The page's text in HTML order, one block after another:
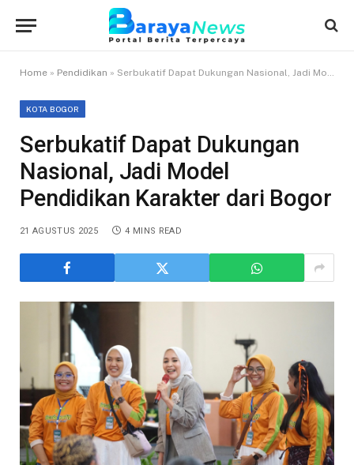
Home » Pendidikan » Serbukatif Dapat Dukungan Nasional, Jadi Model Pendidikan Karakter dari Bogor
KOTA BOGOR
Serbukatif Dapat Dukungan
Nasional, Jadi Model
Pendidikan Karakter dari Bogor
21 AGUSTUS 2025 4 MINS READ